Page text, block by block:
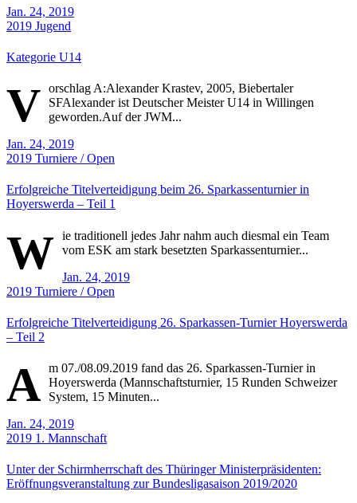
Jan. 24, 2019
2019 Jugend
Kategorie U14
V orschlag A:Alexander Krastev, 2005, Biebertaler
SFAlexander ist Deutscher Meister U14 in Willingen
geworden.Auf der JWM...
Jan. 24, 2019
2019 Turniere / Open
Erfolgreiche Titelverteidigung beim 26. Sparkassenturnier in
Hoyerswerda – Teil 1
W
ie traditionell jedes Jahr nahm auch diesmal ein Team
vom ESK am stark besetzten Sparkassenturnier...
Jan. 24, 2019
2019 Turniere / Open
Erfolgreiche Titelverteidigung 26. Sparkassen-Turnier Hoyerswerda
– Teil 2
A m 07./08.09.2019 fand das 26. Sparkassen-Turnier in
Hoyerswerda (Mannschaftsturnier, 15 Runden Schweizer
System, 15 Minuten...
Jan. 24, 2019
2019 1. Mannschaft
Unter der Schirmherrschaft des Thüringer Ministerpräsidenten:
Eröffnungsveranstaltung zur Bundesligasaison 2019/2020